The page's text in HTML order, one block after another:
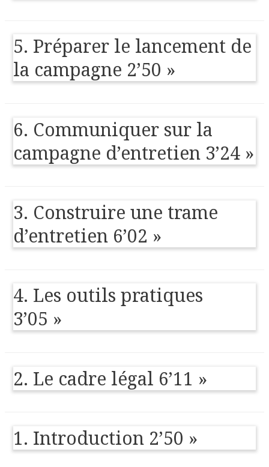
5. Préparer le lancement de
la campagne 2’50 »
6. Communiquer sur la
campagne d’entretien 3’24 »
3. Construire une trame
d’entretien 6’02 »
4. Les outils pratiques
3’05 »
2. Le cadre légal 6’11 »
1. Introduction 2’50 »